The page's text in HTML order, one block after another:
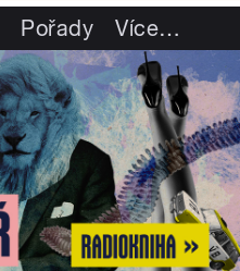
Pořady Více…